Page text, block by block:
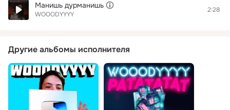
Манишь дурманишь
WOOODYYYY
2:28
Другие альбомы исполнителя